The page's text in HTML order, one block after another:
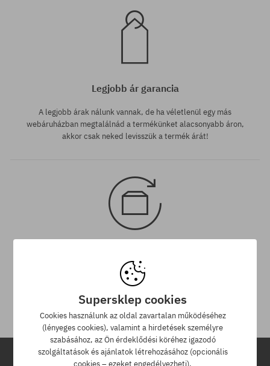
Legjobb ár garancia
A legjobb árak nálunk vannak, de ha véletlenül egy más
webáruházban megtalálnád a termékünket alacsonyabb áron,
akkor csak neked levisszük a termék árát!
A termék visszaküldésére a csomag kézhezvételétől számítva
Supersklep cookies
Cookies használunk az oldal zavartalan működéséhez
(lényeges cookies), valamint a hirdetések személyre
szabásához, az Ön érdeklődési köréhez igazodó
szolgáltatások és ajánlatok létrehozásához (opcionális
cookies – ezeket engedélyezheti).